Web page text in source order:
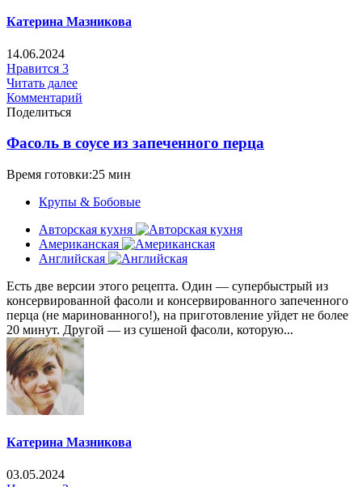
Катерина Мазникова
14.06.2024
Нравится 3
Читать далее
Комментарий
Поделиться
Фасоль в соусе из запеченного перца
Время готовки:25 мин
Крупы & Бобовые
Авторская кухня
Американская
Английская
Есть две версии этого рецепта. Один — супербыстрый из
консервированной фасоли и консервированного запеченного
перца (не маринованного!), на приготовление уйдет не более
20 минут. Другой — из сушеной фасоли, которую...
Катерина Мазникова
03.05.2024